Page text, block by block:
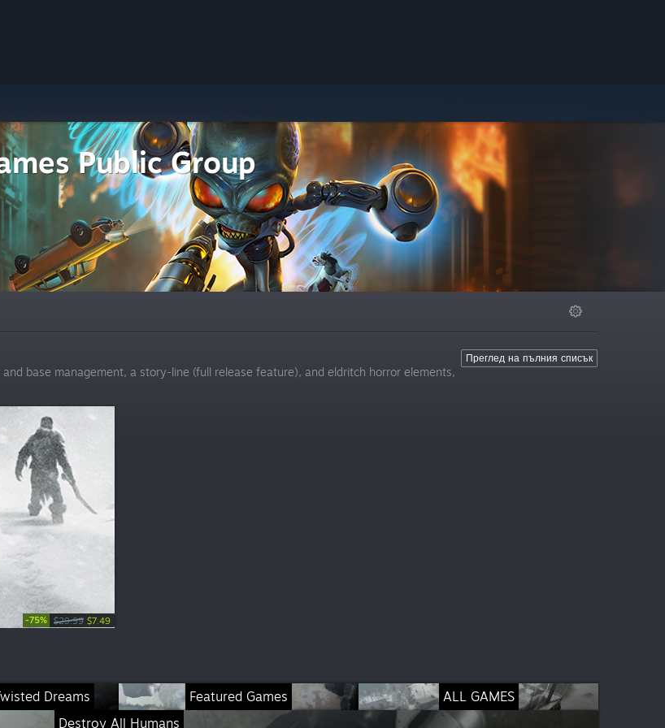
Public Group
Преглед на пълния списък
base management, a story-line (full release feature), and eldritch horror elements,
-75% $29.99 $7.49
Dreams Featured Games
ALL GAMES
Destroy All Humans